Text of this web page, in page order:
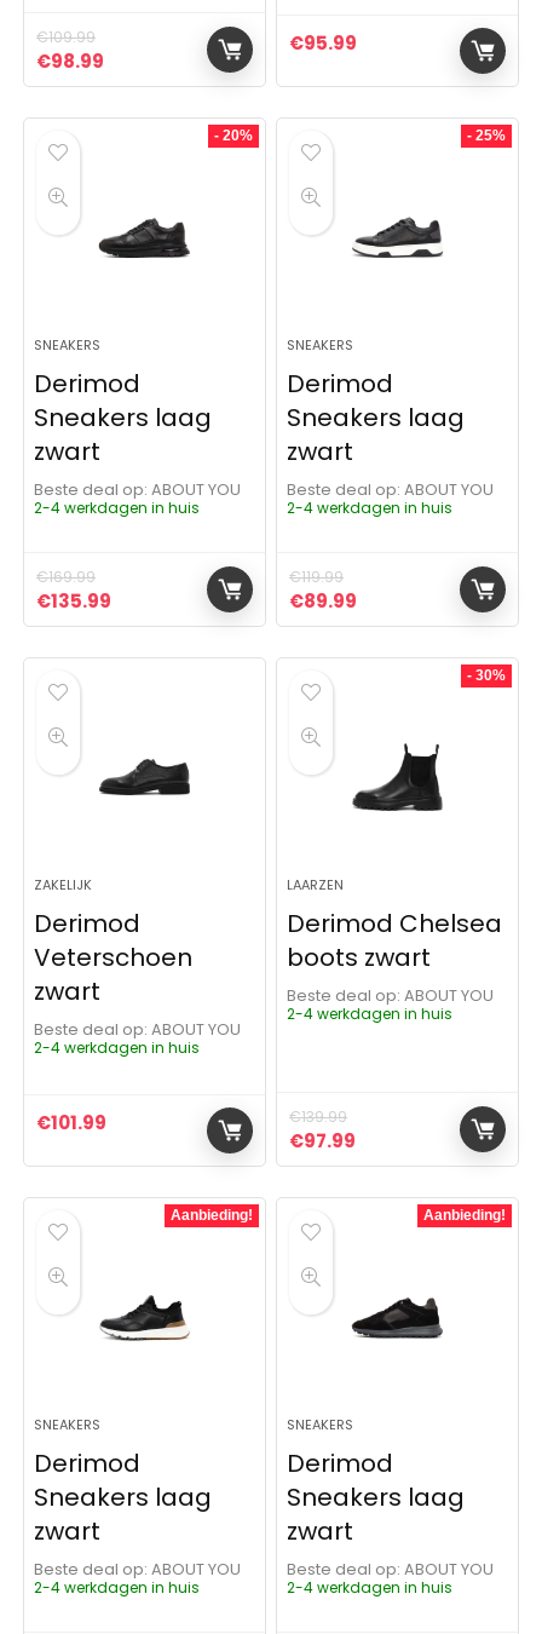
€109.99
Oorspronkelijke prijs was: €109.99.
€98.99 Huidige prijs is: €98.99.
€95.99
- 20%
SNEAKERS
Derimod
Sneakers laag
zwart
Beste deal op:
ABOUT YOU
2-4 werkdagen in huis
€169.99
Oorspronkelijke prijs was: €169.99.
€135.99 Huidige prijs is: €135.99.
- 25%
SNEAKERS
Derimod
Sneakers laag
zwart
Beste deal op:
ABOUT YOU
2-4 werkdagen in huis
€119.99
Oorspronkelijke prijs was:
€89.99 Huidige prijs is:
ZAKELIJK
Derimod
Veterschoen
zwart
Beste deal op:
ABOUT YOU
2-4 werkdagen in huis
€101.99
- 30%
LAARZEN
Derimod Chelsea
boots zwart
Beste deal op:
ABOUT YOU
2-4 werkdagen in huis
€139.99
Oorspronkelijke prijs was:
€97.99 Huidige prijs is:
Aanbieding!
SNEAKERS
Derimod
Sneakers laag
zwart
Beste deal op:
ABOUT YOU
2-4 werkdagen in huis
Aanbieding!
SNEAKERS
Derimod
Sneakers laag
zwart
Beste deal op:
ABOUT YOU
2-4 werkdagen in huis